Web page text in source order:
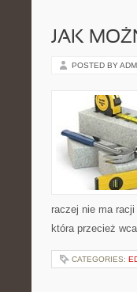
JAK
POSTED BY
raczej nie ma
która przecież
CATEGORIES: